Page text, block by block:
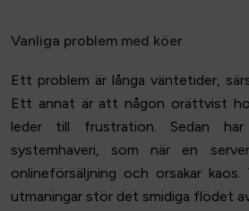
Vanliga problem med köer
Ett problem är långa väntetider,
Ett annat är att någon orättvist
leder till frustration. Sedan
systemhaveri, som när en
onlineförsäljning och orsakar
utmaningar stör det smidiga flödet